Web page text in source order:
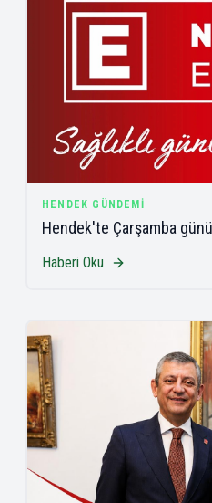
HENDEK GÜNDEMI
Hendek'te Çarşamba
Haberi Oku